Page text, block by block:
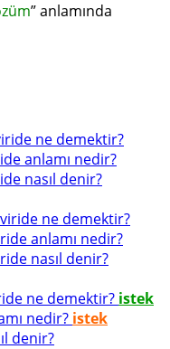
” anlamında
ne demektir?
anlamı nedir?
nasıl denir?
ne demektir?
anlamı nedir?
nasıl denir?
ne demektir? istek
nedir? istek
denir?